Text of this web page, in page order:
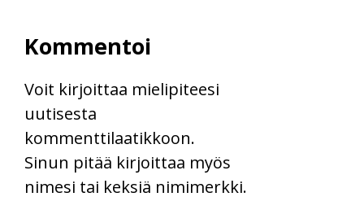
Kommentoi
Voit kirjoittaa mielipiteesi
uutisesta
kommenttilaatikkoon.
Sinun pitää kirjoittaa myös
nimesi tai keksiä nimimerkki.